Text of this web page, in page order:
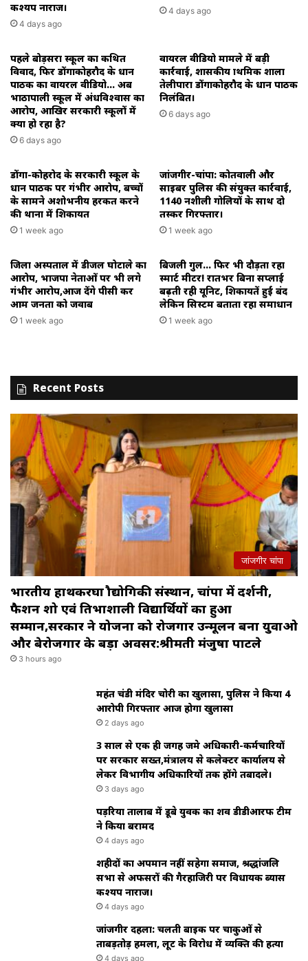
कश्यप नाराज।
4 days ago
4 days ago
पहले बोड़सरा स्कूल का कथित
विवाद, फिर डोंगाकोहरौद के प्रधान
पाठक का वायरल वीडियो… अब
भाठापाली स्कूल में अंधविश्वास का
आरोप, आखिर सरकारी स्कूलों में
क्या हो रहा है?
6 days ago
वायरल वीडियो मामले में बड़ी
कार्रवाई, शासकीय प्राथमिक शाला
तेलीपारा डोंगाकोहरौद के प्रधान पाठक
निलंबित।
6 days ago
डोंगा-कोहरोद के सरकारी स्कूल के
प्रधान पाठक पर गंभीर आरोप, बच्चों
के सामने अशोभनीय हरकत करने
की थाना में शिकायत
1 week ago
जांजगीर-चांपा: कोतवाली और
साइबर पुलिस की संयुक्त कार्रवाई,
1140 नशीली गोलियों के साथ दो
तस्कर गिरफ्तार।
1 week ago
जिला अस्पताल में डीजल घोटाले का
आरोप, भाजपा नेताओं पर भी लगे
गंभीर आरोप,आज देंगे पीसी कर
आम जनता को जवाब
1 week ago
बिजली गुल… फिर भी दौड़ता रहा
स्मार्ट मीटर! रातभर बिना सप्लाई
बढ़ती रही यूनिट, शिकायतें हुईं बंद
लेकिन सिस्टम बताता रहा समाधान
1 week ago
Recent Posts
जांजगीर चांपा
भारतीय हाथकरघा प्रौद्योगिकी संस्थान, चांपा में प्रदर्शनी,
फैशन शो एवं प्रतिभाशाली विद्यार्थियों का हुआ
सम्मान,सरकार ने योजना को रोजगार उन्मूलन बना युवाओ
और बेरोजगार के बड़ा अवसर:श्रीमती मंजुषा पाटले
3 hours ago
महंत चंडी मंदिर चोरी का खुलासा, पुलिस ने किया 4
आरोपी गिरफ्तार आज होगा खुलासा
2 days ago
3 साल से एक ही जगह जमे अधिकारी-कर्मचारियों
पर सरकार सख्त,मंत्रालय से कलेक्टर कार्यालय से
लेकर विभागीय अधिकारियों तक होंगे तबादले।
3 days ago
पड़रिया तालाब में डूबे युवक का शव डीडीआरफ टीम
ने किया बरामद
4 days ago
शहीदों का अपमान नहीं सहेगा समाज, श्रद्धांजलि
सभा से अफसरों की गैरहाजिरी पर विधायक ब्यास
कश्यप नाराज।
4 days ago
जांजगीर दहला: चलती बाइक पर चाकुओं से
ताबड़तोड़ हमला, लूट के विरोध में व्यक्ति की हत्या
4 days ago